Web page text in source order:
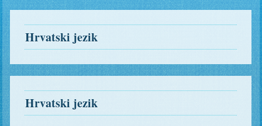
Hrvatski jezik
Hrvatski jezik